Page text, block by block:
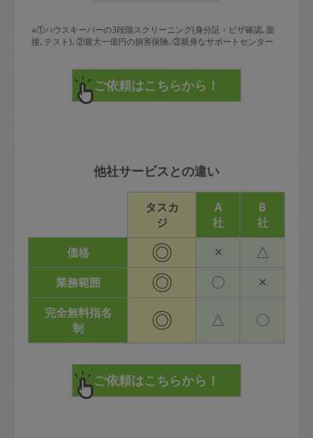
※①ハウスキーパーの3段階スクリーニング(身分証・ビザ確認､面
接､テスト)､②最大一億円の損害保険､③親身なサポートセンター
他社サービスとの違い
タスカ
ジ
A
社
B
社
価格
◎ × △
業務範囲 ◎ 〇 ×
完全無料指名
制
◎ △ 〇